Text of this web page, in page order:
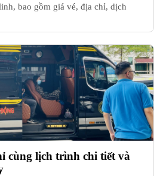
bao gồm giá vé, địa chỉ, dịch
cùng lịch trình chi tiết và